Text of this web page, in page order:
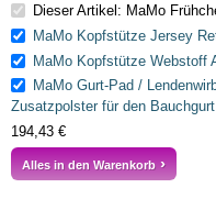
Dieser Artikel: MaMo
MaMo Kopfstütze Jersey
MaMo Kopfstütze Webstoff
MaMo Gurt-Pad /
Zusatzpolster für den Bauchgurt
194,43 €
Alles in den Warenkorb